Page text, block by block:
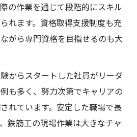
の作業を通じて段階的にスキル
れます。資格取得支援制度も充
がら専門資格を目指せるのも大
からスタートした社員がリーダ
も多く、努力次第でキャリアの
れています。安定した職場で長
鉄筋工の現場作業は大きなチャ